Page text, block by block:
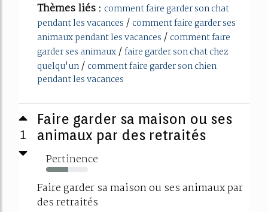
Thèmes liés : comment faire garder son chat
pendant les vacances / comment faire garder ses
animaux pendant les vacances / comment faire
garder ses animaux/faire garder son chat chez
quelqu'un/ comment faire garder son chien
pendant les vacances
1
Faire garder sa maison ou ses
animaux par des retraités
Pertinence
53%
Faire garder sa maison ou ses animaux par
des retraités